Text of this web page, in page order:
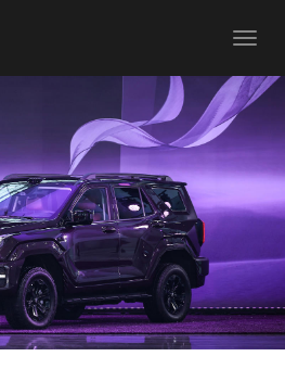
Toggle